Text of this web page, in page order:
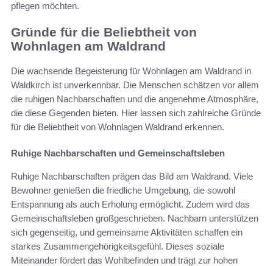
pflegen möchten.
Gründe für die Beliebtheit von
Wohnlagen am Waldrand
Die wachsende Begeisterung für Wohnlagen am Waldrand in
Waldkirch ist unverkennbar. Die Menschen schätzen vor allem
die ruhigen Nachbarschaften und die angenehme Atmosphäre,
die diese Gegenden bieten. Hier lassen sich zahlreiche Gründe
für die Beliebtheit von Wohnlagen Waldrand erkennen.
Ruhige Nachbarschaften und Gemeinschaftsleben
Ruhige Nachbarschaften prägen das Bild am Waldrand. Viele
Bewohner genießen die friedliche Umgebung, die sowohl
Entspannung als auch Erholung ermöglicht. Zudem wird das
Gemeinschaftsleben großgeschrieben. Nachbarn unterstützen
sich gegenseitig, und gemeinsame Aktivitäten schaffen ein
starkes Zusammengehörigkeitsgefühl. Dieses soziale
Miteinander fördert das Wohlbefinden und trägt zur hohen